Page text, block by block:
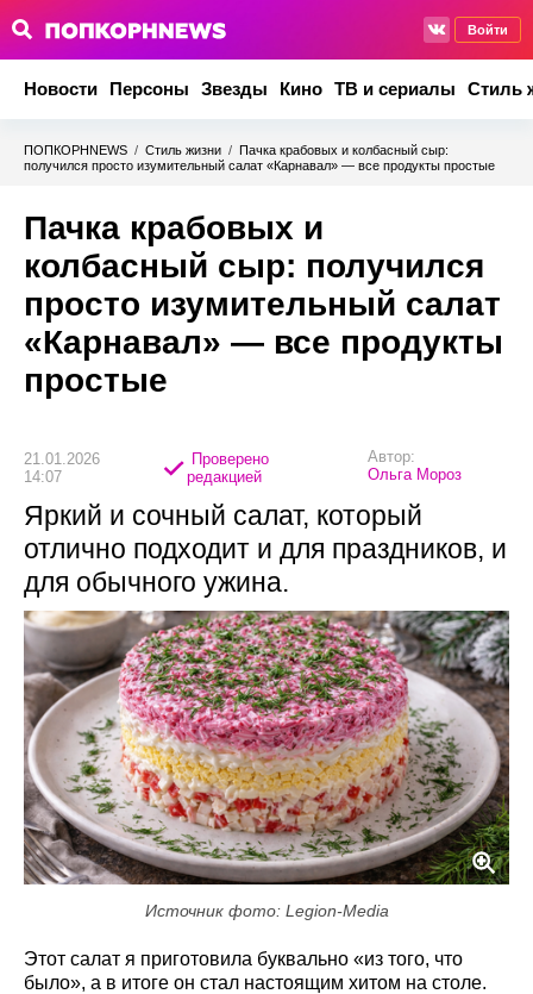
Войти
Новости Персоны Звезды Кино ТВ и сериалы Стиль
ПОПКОРНNEWS / Стиль жизни / Пачка крабовых и колбасный сыр:
получился просто изумительный салат «Карнавал» — все продукты простые
Пачка крабовых и
колбасный сыр: получился
просто изумительный салат
«Карнавал» — все продукты
простые
21.01.2026
14:07
Проверено
редакцией
Автор:
Ольга Мороз
Яркий и сочный салат, который
отлично подходит и для праздников, и
для обычного ужина.
Источник фото: Legion-Media
Этот салат я приготовила буквально «из того, что
было», а в итоге он стал настоящим хитом на столе.